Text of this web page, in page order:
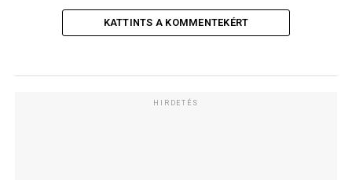
KATTINTS A KOMMENTEKÉRT
HIRDETÉS